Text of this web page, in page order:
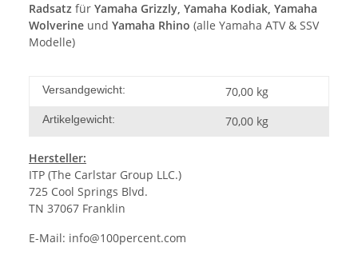
Radsatz für Yamaha Grizzly, Yamaha Kodiak, Yamaha
Wolverine und Yamaha Rhino (alle Yamaha ATV & SSV
Modelle)
Versandgewicht: 70,00 kg
Artikelgewicht: 70,00 kg
Hersteller:
ITP (The Carlstar Group LLC.)
725 Cool Springs Blvd.
TN 37067 Franklin
E-Mail: info@100percent.com